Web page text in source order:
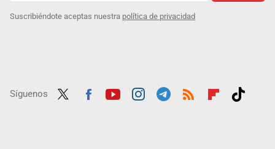
Suscribiéndote aceptas nuestra política de privacidad
Síguenos